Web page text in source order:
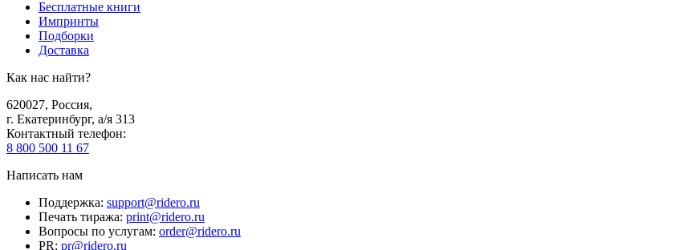
Бесплатные книги
Импринты
Подборки
Доставка
Как нас найти?
620027, Россия,
г. Екатеринбург, а/я 313
Контактный телефон:
8 800 500 11 67
Написать нам
Поддержка: support@ridero.ru
Печать тиража: print@ridero.ru
Вопросы по услугам: order@ridero.ru
PR: pr@ridero.ru